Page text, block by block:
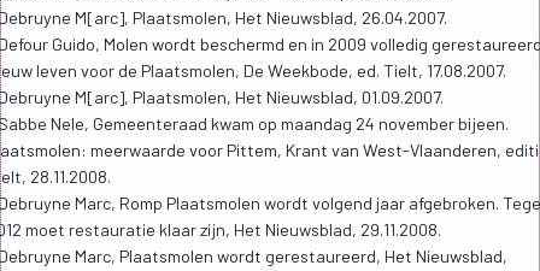
M[arc], Plaatsmolen, Het Nieuwsblad, 26.04.2007.
Guido, Molen wordt beschermd en in 2009 volledig
leven voor de Plaatsmolen, De Weekbode, ed. Tielt, 17.08.2007.
M[arc], Plaatsmolen, Het Nieuwsblad, 01.09.2007.
Nele, Gemeenteraad kwam op maandag 24 november bijeen.
meerwaarde voor Pittem, Krant van West-Vlaanderen,
28.11.2008.
Marc, Romp Plaatsmolen wordt volgend jaar afgebroken.
moet restauratie klaar zijn, Het Nieuwsblad, 29.11.2008.
Marc, Plaatsmolen wordt gerestaureerd, Het Nieuwsblad,